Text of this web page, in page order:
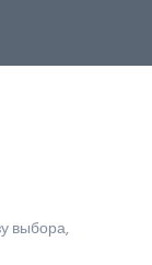
выбора,